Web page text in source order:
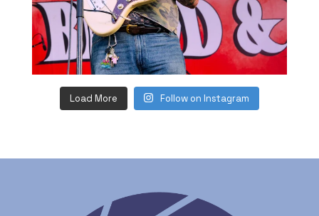
Load More Follow on Instagram